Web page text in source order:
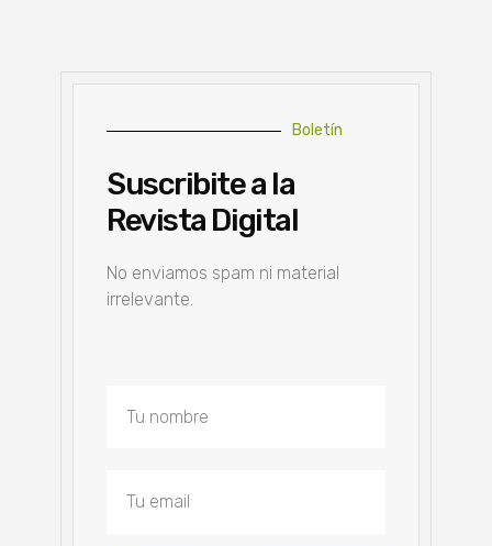
Boletín
Suscribite a la
Revista Digital
No enviamos spam ni material
irrelevante.